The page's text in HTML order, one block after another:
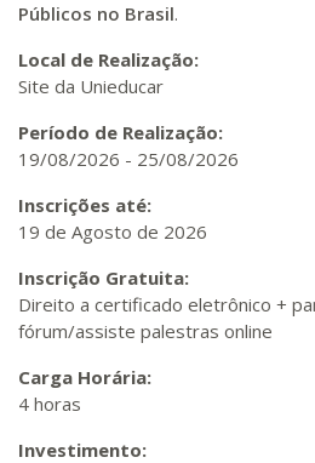
Públicos no Brasil.
Local de Realização:
Site da Unieducar
Período de Realização:
19/08/2026 - 25/08/2026
Inscrições até:
19 de Agosto de 2026
Inscrição Gratuita:
Direito a certificado eletrônico +
fórum/assiste palestras online
Carga Horária:
4 horas
Investimento: